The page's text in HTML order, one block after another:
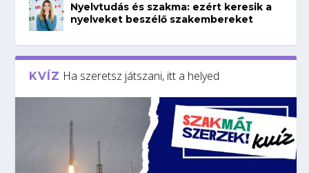
Nyelvtudás és szakma: ezért keresik a
nyelveket beszélő szakembereket
KVÍZ Ha szeretsz játszani, itt a helyed